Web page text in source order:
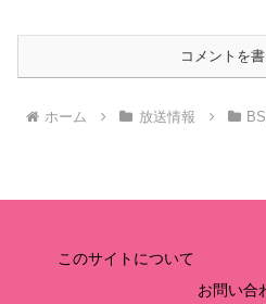
コメントを
ホーム 放送情報
このサイトについて
お問い合